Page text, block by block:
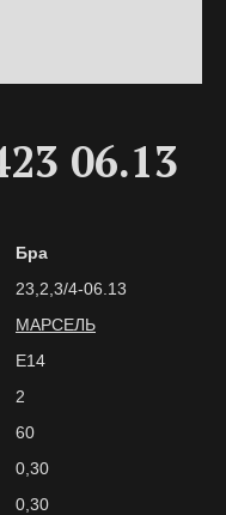
06.13
Бра
23,2,3/4-06.13
МАРСЕЛЬ
E14
2
60
0,30
0,30